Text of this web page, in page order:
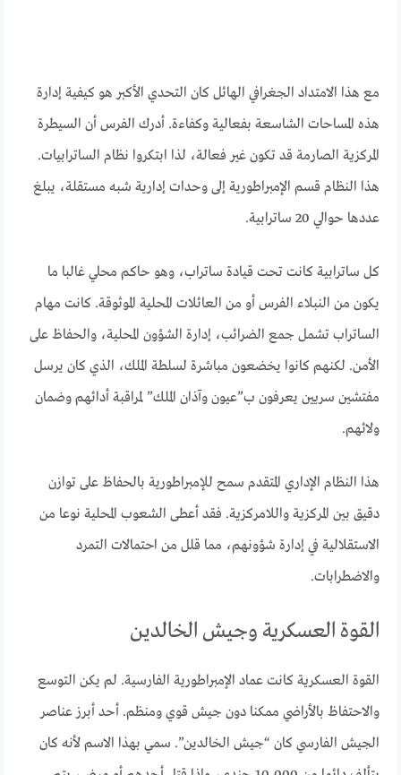
مع هذا الامتداد الجغرافي الهائل كان التحدي الأكبر هو كيفية إدارة
هذه المساحات الشاسعة بفعالية وكفاءة. أدرك الفرس أن السيطرة
المركزية الصارمة قد تكون غير فعالة، لذا ابتكروا نظام الساترابيات.
هذا النظام قسم الإمبراطورية إلى وحدات إدارية شبه مستقلة، يبلغ
عددها حوالي 20 ساترابية.
كل ساترابية كانت تحت قيادة ساتراب، وهو حاكم محلي غالبا ما
يكون من النبلاء الفرس أو من العائلات المحلية الموثوقة. كانت مهام
الساتراب تشمل جمع الضرائب، إدارة الشؤون المحلية، والحفاظ على
الأمن. لكنهم كانوا يخضعون مباشرة لسلطة الملك، الذي كان يرسل
مفتشين سريين يعرفون ب”عيون وآذان الملك” لمراقبة أدائهم وضمان
ولائهم.
هذا النظام الإداري المتقدم سمح للإمبراطورية بالحفاظ على توازن
دقيق بين المركزية واللامركزية. فقد أعطى الشعوب المحلية نوعا من
الاستقلالية في إدارة شؤونهم، مما قلل من احتمالات التمرد
والاضطرابات.
القوة العسكرية وجيش الخالدين
القوة العسكرية كانت عماد الإمبراطورية الفارسية. لم يكن التوسع
والاحتفاظ بالأراضي ممكنا دون جيش قوي ومنظم. أحد أبرز عناصر
الجيش الفارسي كان “جيش الخالدين”. سمي بهذا الاسم لأنه كان